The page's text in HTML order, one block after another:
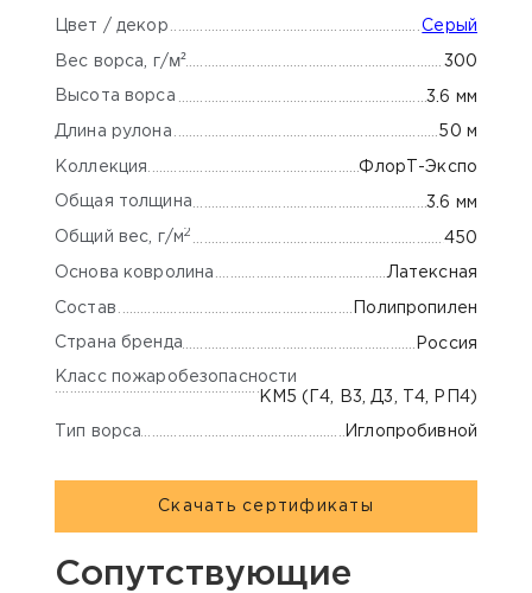
Цвет / декор Серый
Вес ворса, г/м² 300
Высота ворса 3.6 мм
Длина рулона 50 м
Коллекция ФлорТ-Экспо
Общая толщина 3.6 мм
Общий вес, г/м2 450
Основа ковролина Латексная
Состав Полипропилен
Страна бренда Россия
Класс пожаробезопасности
КМ5 (Г4, В3, Д3, Т4, РП4)
Тип ворса Иглопробивной
Скачать сертификаты
Сопутствующие